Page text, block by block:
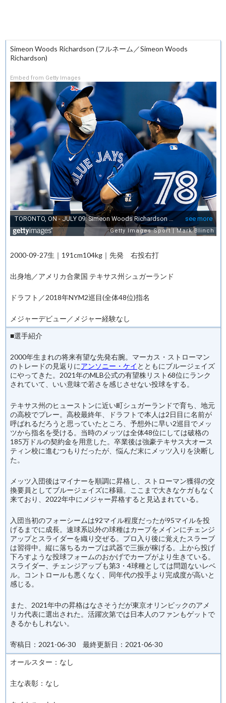
Simeon Woods Richardson (フルネーム／Simeon Woods
Richardson)
Embed from Getty Images
2000-09-27生｜191cm104kg｜先発 右投右打
出身地／アメリカ合衆国 テキサス州シュガーランド
ドラフト／2018年NYM2巡目(全体48位)指名
メジャーデビュー／メジャー経験なし
■選手紹介
2000年生まれの将来有望な先発右腕。マーカス・ストローマン
のトレードの見返りにアンソニー・ケイ とともにブルージェイズ
にやってきた。2021年のMLB公式の有望株リスト68位にランク
されていて、いい意味で若さを感じさせない投球をする。
テキサス州のヒューストンに近い町シュガーランドで育ち、地元
の高校でプレー。高校最終年、ドラフトで本人は2日目に名前が
呼ばれるだろうと思っていたところ、予想外に早い2巡目でメッ
ツから指名を受ける。当時のメッツは全体48位にしては破格の
185万ドルの契約金を用意した。卒業後は強豪テキサス大オース
ティン校に進むつもりだったが、悩んだ末にメッツ入りを決断し
た。
メッツ入団後はマイナーを順調に昇格し、ストローマン獲得の交
換要員としてブルージェイズに移籍。ここまで大きなケガもなく
来ており、2022年中にメジャー昇格すると見込まれている。
入団当初のフォーシームは92マイル程度だったが95マイルを投
げるまでに成長。速球系以外の球種はカーブをメインにチェンジ
アップとスライダーを織り交ぜる。プロ入り後に覚えたスラーブ
は習得中。縦に落ちるカーブは武器で三振が稼げる。上から投げ
下ろすような投球フォームのおかげでカーブがより生きている。
スライダー、チェンジアップも第3・4球種としては問題ないレベ
ル。コントロールも悪くなく、同年代の投手より完成度が高いと
感じる。
また、2021年中の昇格はなさそうだが東京オリンピックのアメ
リカ代表に選出された。活躍次第では日本人のファンもゲットで
きるかもしれない。
寄稿日：2021-06-30 最終更新日：2021-06-30
オールスター：なし
主な表彰：なし